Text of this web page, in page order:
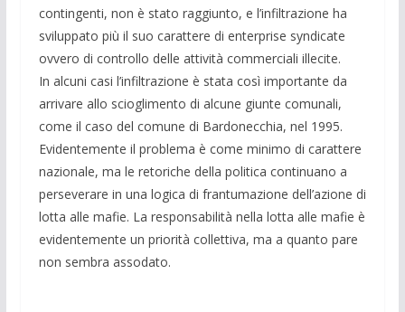
contingenti, non è stato raggiunto, e l’infiltrazione ha
sviluppato più il suo carattere di enterprise syndicate
ovvero di controllo delle attività commerciali illecite.
In alcuni casi l’infiltrazione è stata così importante da
arrivare allo scioglimento di alcune giunte comunali,
come il caso del comune di Bardonecchia, nel 1995.
Evidentemente il problema è come minimo di carattere
nazionale, ma le retoriche della politica continuano a
perseverare in una logica di frantumazione dell’azione di
lotta alle mafie. La responsabilità nella lotta alle mafie è
evidentemente un priorità collettiva, ma a quanto pare
non sembra assodato.